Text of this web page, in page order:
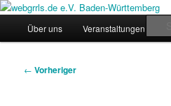
Zum
primären
webgrrls.de e.V.
Regiogruppe Baden-Württemberg der
HauptmenüÜber uns Veranstaltungen
Beitragsnavigation
← Vorheriger